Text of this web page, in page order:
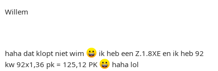
Willem
haha dat klopt niet wim
ik heb een Z.1.8XE en ik heb 92
kw 92x1,36 pk = 125,12 PK
haha lol